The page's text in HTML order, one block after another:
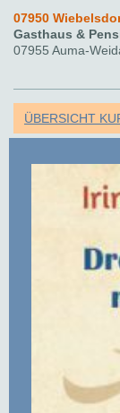
07950
Gasthaus &
07955 Auma-
ÜBERSICHT